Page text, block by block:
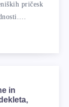
pričesk
in